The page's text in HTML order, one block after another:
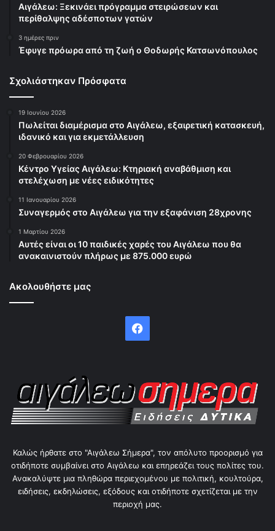
Αιγάλεω: Ξεκινάει πρόγραμμα στειρώσεων και
περίθαλψης αδέσποτων γατών
3 ημέρες πριν
Έφυγε πρόωρα από τη ζωή ο Θοδωρής Κατσωνόπουλος
Σχολιάστηκαν Πρόσφατα
19 Ιουνίου 2026
Πωλείται διαμέρισμα στο Αιγάλεω, εξαιρετική κατασκευή,
ιδανικό και για εκμετάλλευση
20 Φεβρουαρίου 2026
Κέντρο Υγείας Αιγάλεω: Κτηριακή αναβάθμιση και
στελέχωση με νέες ειδικότητες
11 Ιανουαρίου 2026
Συναγερμός στο Αιγάλεω για την εξαφάνιση 28χρονης
1 Μαρτίου 2026
Αυτές είναι οι 10 παιδικές χαρές του Αιγάλεω που θα
ανακαινιστούν πλήρως με 875.000 ευρώ
Ακολουθήστε μας
Facebook
Καλώς ήρθατε στο "Αιγάλεω Σήμερα", τον απόλυτο προορισμό για
οτιδήποτε συμβαίνει στο Αιγάλεω και επηρεάζει τους πολίτες του.
Ανακαλύψτε μια πληθώρα περιεχομένου με πολιτική, κουλτούρα,
ειδήσεις, εκδηλώσεις, εξόδους και οτιδήποτε σχετίζεται με την
περιοχή μας.